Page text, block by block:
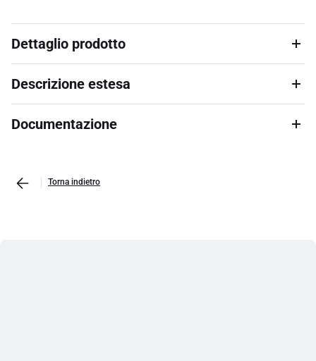
Dettaglio prodotto
Descrizione estesa
Documentazione
Torna indietro